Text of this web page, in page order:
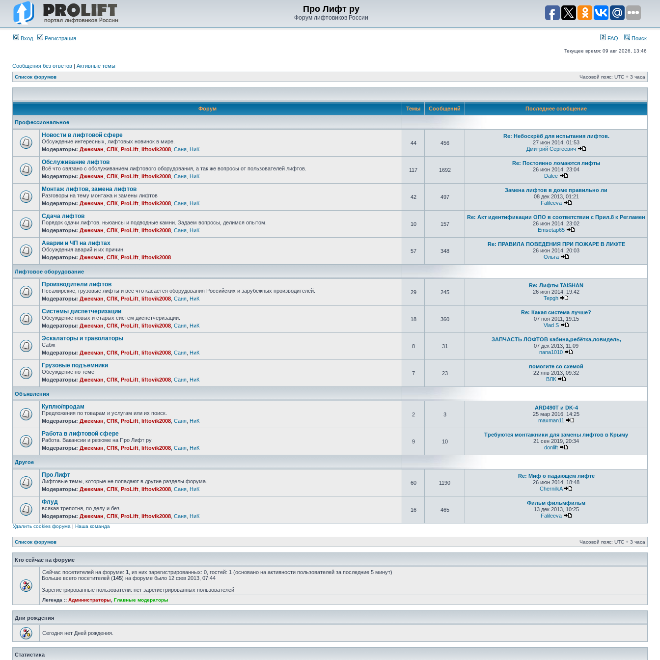
Про Лифт ру
Форум лифтовиков России
Вход Регистрация FAQ Поиск
Текущее время: 09 авг 2026, 13:46
Сообщения без ответов | Активные темы
Список форумов Часовой пояс: UTC + 3 часа
Форум Темы Сообщений Последнее сообщение
Профессиональное
Новости в лифтовой сфере
Обсуждение интересных, лифтовых новинок в мире.
Модераторы: Джекман СПК ProLift liftovik2008 Саня НиК
44 456
Re: Небоскрёб для испытания лифтов.
27 июн 2014, 01:53
Дмитрий Сергеевич
Обслуживание лифтов
Всё что связано с обслуживанием лифтового оборудования, а так же вопросы от пользователей лифтов.
Модераторы: Джекман СПК ProLift liftovik2008 Саня НиК
117 1692
Re: Постоянно ломаются лифты
26 июн 2014, 23:04
Dalee
Монтаж лифтов, замена лифтов
Разговоры на тему монтажа и замены лифтов
Модераторы: Джекман СПК ProLift liftovik2008 Саня НиК
42 497
Замена лифтов в доме правильно ли
08 дек 2013, 01:21
Falileeva
Сдача лифтов
Порядок сдачи лифтов, ньюансы и подводные камни. Задаем вопросы, делимся опытом.
Модераторы: Джекман СПК ProLift liftovik2008 Саня НиК
10 157
Re: Акт идентификации ОПО в соответствии с Прил.8 к Регламен
26 июн 2014, 23:02
Emsetap65
Аварии и ЧП на лифтах
Обсуждения аварий и их причин.
Модераторы: Джекман СПК ProLift liftovik2008
57 348
Re: ПРАВИЛА ПОВЕДЕНИЯ ПРИ ПОЖАРЕ В ЛИФТЕ
26 июн 2014, 20:03
Ольга
Лифтовое оборудование
Производители лифтов
Пссажирские, грузовые лифты и всё что касается оборудования Российских и зарубежных производителей.
Модераторы: Джекман СПК ProLift liftovik2008 Саня НиК
29 245
Re: Лифты TAISHAN
26 июн 2014, 19:42
Tepgh
Системы диспетчеризации
Обсуждение новых и старых систем диспетчеризации.
Модераторы: Джекман СПК ProLift liftovik2008 Саня НиК
18 360
Re: Какая система лучше?
07 ноя 2011, 19:15
Vlad S
Эскалаторы и траволаторы
Сабж
Модераторы: Джекман СПК ProLift liftovik2008 Саня НиК
8 31
ЗАПЧАСТЬ ЛОФТОВ кабина,ребётка,ловидель,
07 дек 2013, 11:09
nana1010
Грузовые подъемники
Обсуждение по теме
Модераторы: Джекман СПК ProLift liftovik2008 Саня НиК
7 23
помогите со схемой
22 янв 2013, 09:32
ВЛК
Объявления
Куплю/продам
Предложения по товарам и услугам или их поиск.
Модераторы: Джекман СПК ProLift liftovik2008 Саня НиК
2 3
ARD490T и DK-4
25 мар 2016, 14:25
maxman11
Работа в лифтовой сфере
Работа. Вакансии и резюме на Про Лифт ру.
Модераторы: Джекман СПК ProLift liftovik2008 Саня НиК
9 10
Требуются монтажники для замены лифтов в Крыму
21 сен 2019, 20:34
donlift
Другое
Про Лифт
Лифтовые темы, которые не попадают в другие разделы форума.
Модераторы: Джекман СПК ProLift liftovik2008 Саня НиК
60 1190
Re: Миф о падающем лифте
26 июн 2014, 18:48
ChernilkA
Флуд
всякая трепотня, по делу и без.
Модераторы: Джекман СПК ProLift liftovik2008 Саня НиК
16 465
Фильм фильмфильм
13 дек 2013, 10:25
Falileeva
Удалить cookies форума | Наша команда
Список форумов Часовой пояс: UTC + 3 часа
Кто сейчас на форуме
Сейчас посетителей на форуме: 1 , из них зарегистрированных: 0, гостей: 1 (основано на активности пользователей за последние 5 минут)
Больше всего посетителей (145) на форуме было 12 фев 2013, 07:44
Зарегистрированные пользователи: нет зарегистрированных пользователей
Легенда :: Администраторы Главные модераторы
Дни рождения
Сегодня нет Дней рождения.
Статистика